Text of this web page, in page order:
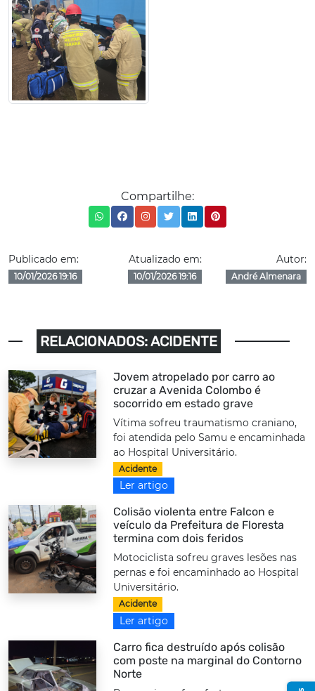
Compartilhe:
Publicado em:
10/01/2026 19:16
Atualizado em:
10/01/2026 19:16
Autor:
André Almenara
RELACIONADOS: ACIDENTE
Jovem atropelado por carro ao
cruzar a Avenida Colombo é
socorrido em estado grave
Vítima sofreu traumatismo craniano,
foi atendida pelo Samu e encaminhada
ao Hospital Universitário.
Acidente
Ler artigo
Colisão violenta entre Falcon e
veículo da Prefeitura de Floresta
termina com dois feridos
Motociclista sofreu graves lesões nas
pernas e foi encaminhado ao Hospital
Universitário.
Acidente
Ler artigo
Carro fica destruído após colisão
com poste na marginal do Contorno
Norte